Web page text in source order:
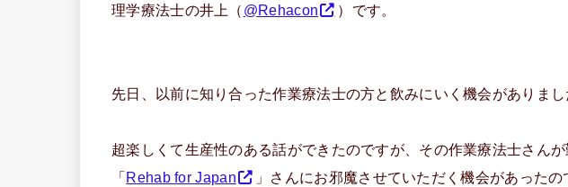
理学療法士の井上（ @Rehacon ）です。
先日、以前に知り合った作業療法士の方と飲みにいく機会がありまし
超楽しくて生産性のある話ができたのですが、その作業療法士さん
「Rehab for Japan
」さんにお邪魔させていただく機会があった